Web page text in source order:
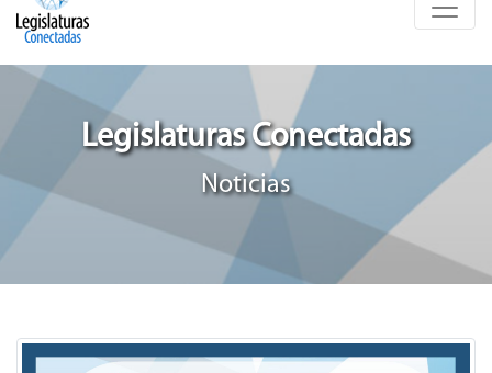
Legislaturas Conectadas
Noticias